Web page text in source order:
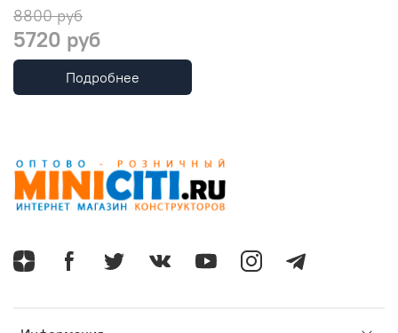
8800 руб
5720 руб
Подробнее